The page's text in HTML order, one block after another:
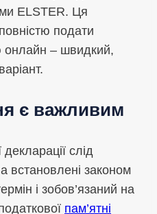
ELSTER. Ця
подати
онлайн – швидкий,
є важливим
слід
встановлені законом
і зобов’язаний на
пам’ятні